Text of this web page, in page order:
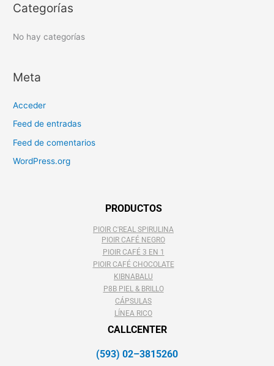
:
Categorías
No hay categorías
Meta
Acceder
Feed de entradas
Feed de comentarios
WordPress.org
PRODUCTOS
PIOIR C'REAL SPIRULINA
PIOIR CAFÉ NEGRO
PIOIR CAFÉ 3 EN 1
PIOIR CAFÉ CHOCOLATE
KIBNABALU
P8B PIEL & BRILLO
CÁPSULAS
LÍNEA RICO
CALLCENTER
(593) 02–3815260